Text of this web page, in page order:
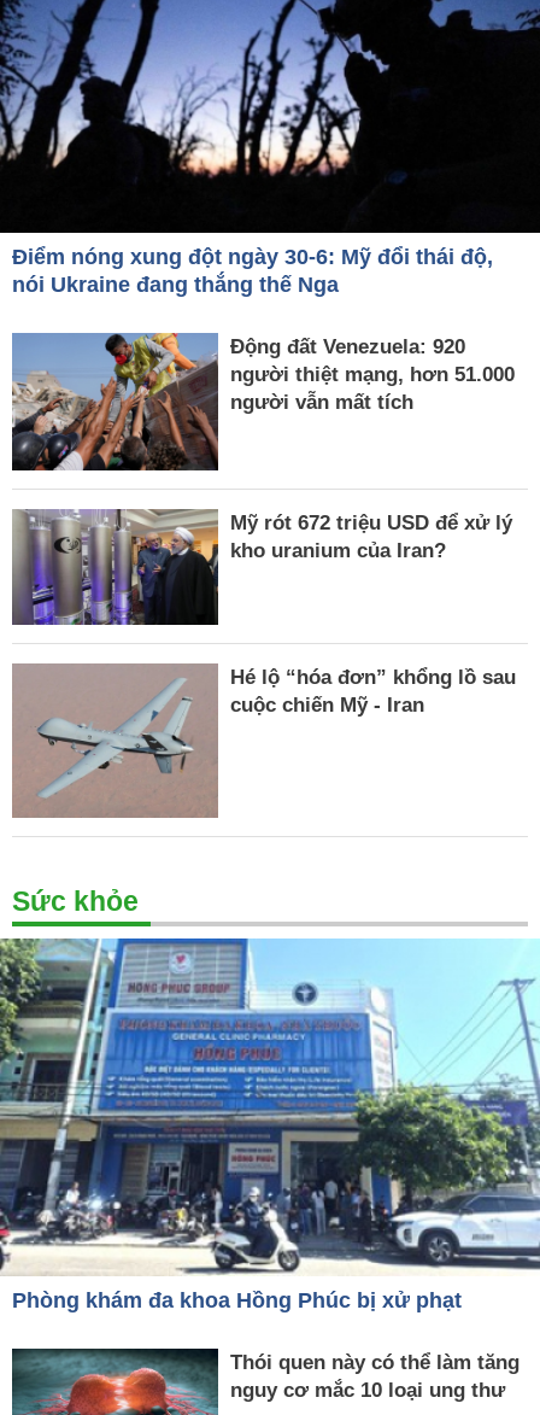
Điểm nóng xung đột ngày 30-6: Mỹ đổi thái độ,
nói Ukraine đang thắng thế Nga
Động đất Venezuela: 920
người thiệt mạng, hơn 51.000
người vẫn mất tích
Mỹ rót 672 triệu USD để xử lý
kho uranium của Iran?
Hé lộ “hóa đơn” khổng lồ sau
cuộc chiến Mỹ - Iran
Sức khỏe
Phòng khám đa khoa Hồng Phúc bị xử phạt
Thói quen này có thể làm tăng
nguy cơ mắc 10 loại ung thư